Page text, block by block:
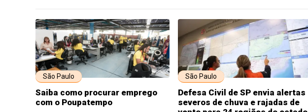
São Paulo
Saiba como procurar emprego
com o Poupatempo
São Paulo
Defesa Civil de SP envia alertas
severos de chuva e rajadas de